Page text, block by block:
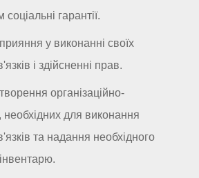
гарантії.
у виконанні своїх
і здійсненні прав.
організаційно-
необхідних для виконання
та надання необхідного